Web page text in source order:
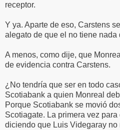
receptor.
Y ya. Aparte de eso, Carstens
alegato de que el no tiene nada
A menos, como dije, que
de evidencia contra Carstens.
¿No tendría que ser en todo
Scotiabank a quien Monreal
Porque Scotiabank se movió
Scotiagate. La primera vez
diciendo que Luis Videgaray no